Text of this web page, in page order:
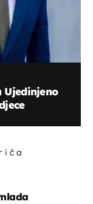
Ujedinjeno